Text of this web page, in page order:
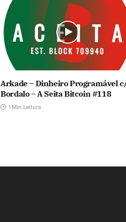
Arkade – Dinheiro Programável
Bordalo – A Seita Bitcoin #118
1 Min Leitura